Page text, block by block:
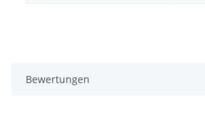
Bewertungen